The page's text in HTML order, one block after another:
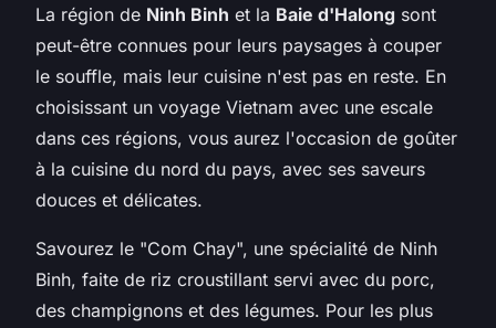
La région de Ninh Binh et la Baie d'Halong sont
peut-être connues pour leurs paysages à couper
le souffle, mais leur cuisine n'est pas en reste. En
choisissant un voyage Vietnam avec une escale
dans ces régions, vous aurez l'occasion de goûter
à la cuisine du nord du pays, avec ses saveurs
douces et délicates.
Savourez le "Com Chay", une spécialité de Ninh
Binh, faite de riz croustillant servi avec du porc,
des champignons et des légumes. Pour les plus